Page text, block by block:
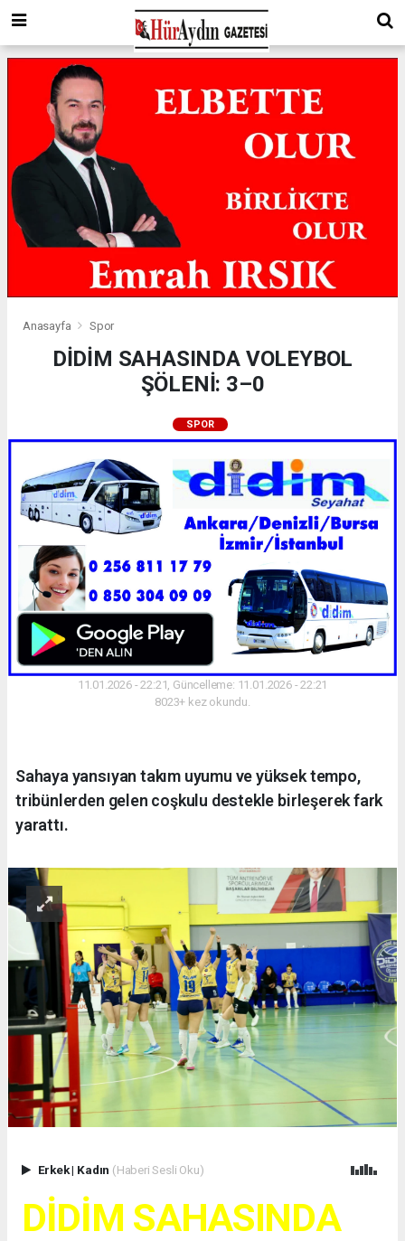
Anasayfa Spor
DİDİM SAHASINDA VOLEYBOL
ŞÖLENİ: 3–0
SPOR
11.01.2026 - 22:21, Güncelleme: 11.01.2026 - 22:21
8023+ kez okundu.
Sahaya yansıyan takım uyumu ve yüksek tempo,
tribünlerden gelen coşkulu destekle birleşerek fark
yarattı.
Erkek| Kadın (Haberi Sesli Oku)
DİDİM SAHASINDA